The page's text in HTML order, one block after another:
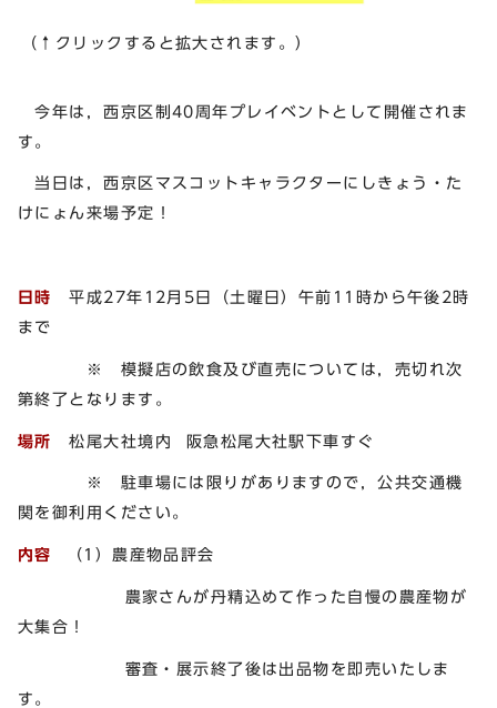
（↑クリックすると拡大されます。）
今年は，西京区制40周年プレイベントとして開催されま
す。
当日は，西京区マスコットキャラクターにしきょう・た
けにょん来場予定！
日時
平成27年12月5日（土曜日）午前11時から午後2時
まで
※ 模擬店の飲食及び直売については，売切れ次
第終了となります。
場所 松尾大社境内 阪急松尾大社駅下車すぐ
※ 駐車場には限りがありますので，公共交通機
関を御利用ください。
内容 （1）農産物品評会
農家さんが丹精込めて作った自慢の農産物が
大集合！
審査・展示終了後は出品物を即売いたしま
す。